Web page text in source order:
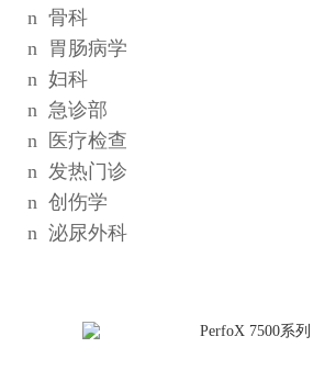
n 骨科
n 胃肠病学
n 妇科
n 急诊部
n
医疗检查
n 发热门诊
n 创伤学
n 泌尿外科